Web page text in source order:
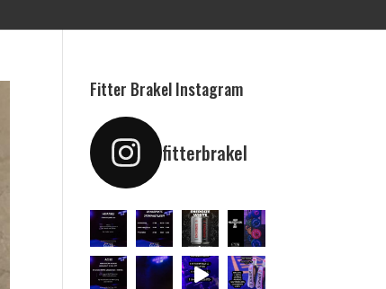
Fitter Brakel Instagram
fitterbrakel